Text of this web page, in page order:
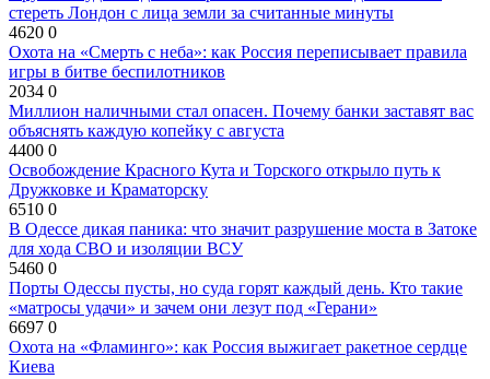
стереть Лондон с лица земли за считанные минуты
4620 0
Охота на «Смерть с неба»: как Россия переписывает правила
игры в битве беспилотников
2034 0
Миллион наличными стал опасен. Почему банки заставят вас
объяснять каждую копейку с августа
4400 0
Освобождение Красного Кута и Торского открыло путь к
Дружковке и Краматорску
6510 0
В Одессе дикая паника: что значит разрушение моста в Затоке
для хода СВО и изоляции ВСУ
5460 0
Порты Одессы пусты, но суда горят каждый день. Кто такие
«матросы удачи» и зачем они лезут под «Герани»
6697 0
Охота на «Фламинго»: как Россия выжигает ракетное сердце
Киева